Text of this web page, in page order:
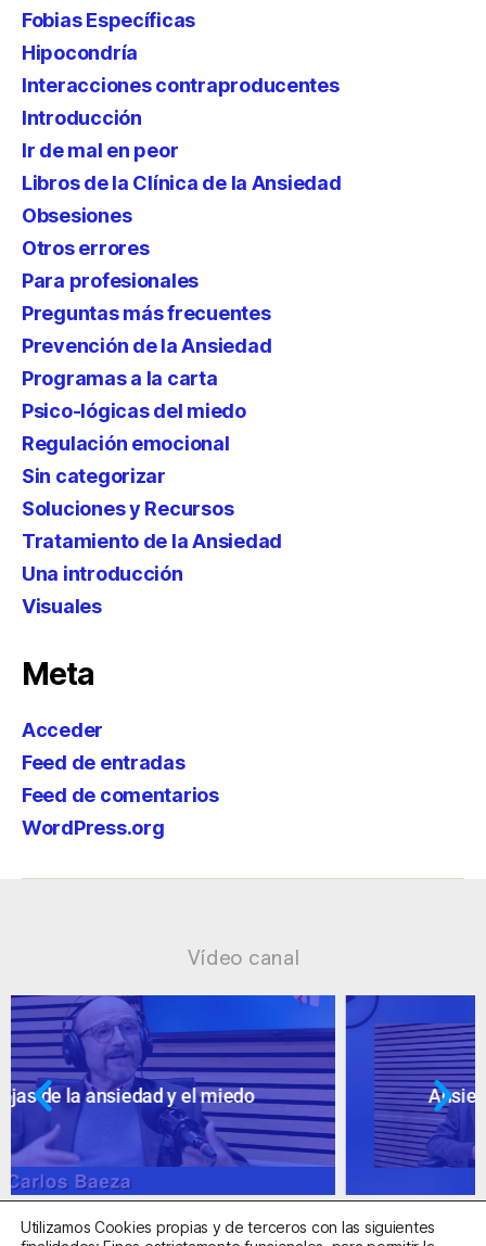
Fobias Específicas
Hipocondría
Interacciones contraproducentes
Introducción
Ir de mal en peor
Libros de la Clínica de la Ansiedad
Obsesiones
Otros errores
Para profesionales
Preguntas más frecuentes
Prevención de la Ansiedad
Programas a la carta
Psico-lógicas del miedo
Regulación emocional
Sin categorizar
Soluciones y Recursos
Tratamiento de la Ansiedad
Una introducción
Visuales
Meta
Acceder
Feed de entradas
Feed de comentarios
WordPress.org
Vídeo canal
Ansiedad: supuestos cuestionables
Utilizamos Cookies propias y de terceros con las siguientes